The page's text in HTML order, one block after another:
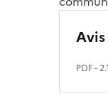
PDF-